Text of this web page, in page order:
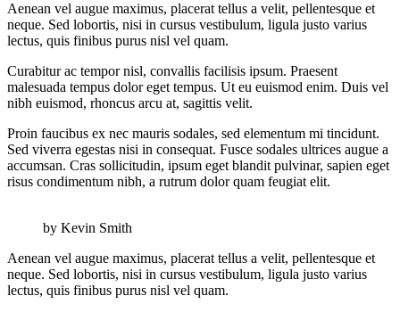
Aenean vel augue maximus, placerat tellus a velit, pellentesque et
neque. Sed lobortis, nisi in cursus vestibulum, ligula justo varius
lectus, quis finibus purus nisl vel quam.
Curabitur ac tempor nisl, convallis facilisis ipsum. Praesent
malesuada tempus dolor eget tempus. Ut eu euismod enim. Duis vel
nibh euismod, rhoncus arcu at, sagittis velit.
Proin faucibus ex nec mauris sodales, sed elementum mi tincidunt.
Sed viverra egestas nisi in consequat. Fusce sodales ultrices augue a
accumsan. Cras sollicitudin, ipsum eget blandit pulvinar, sapien eget
risus condimentum nibh, a rutrum dolor quam feugiat elit.
by Kevin Smith
Aenean vel augue maximus, placerat tellus a velit, pellentesque et
neque. Sed lobortis, nisi in cursus vestibulum, ligula justo varius
lectus, quis finibus purus nisl vel quam.